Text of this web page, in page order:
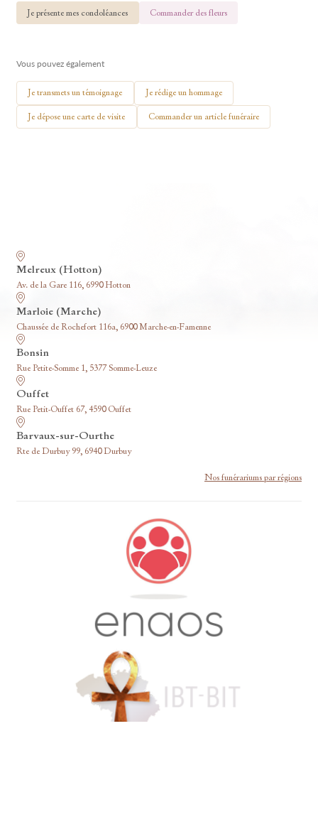
Je présente mes condoléances Commander des fleurs
Vous pouvez également
Je transmets un témoignage Je rédige un hommage
Je dépose une carte de visite Commander un article funéraire
Melreux (Hotton)
Av. de la Gare 116, 6990 Hotton
Marloie (Marche)
Chaussée de Rochefort 116a, 6900 Marche-en-Famenne
Bonsin
Rue Petite-Somme 1, 5377 Somme-Leuze
Ouffet
Rue Petit-Ouffet 67, 4590 Ouffet
Barvaux-sur-Ourthe
Rte de Durbuy 99, 6940 Durbuy
Nos funérariums par régions